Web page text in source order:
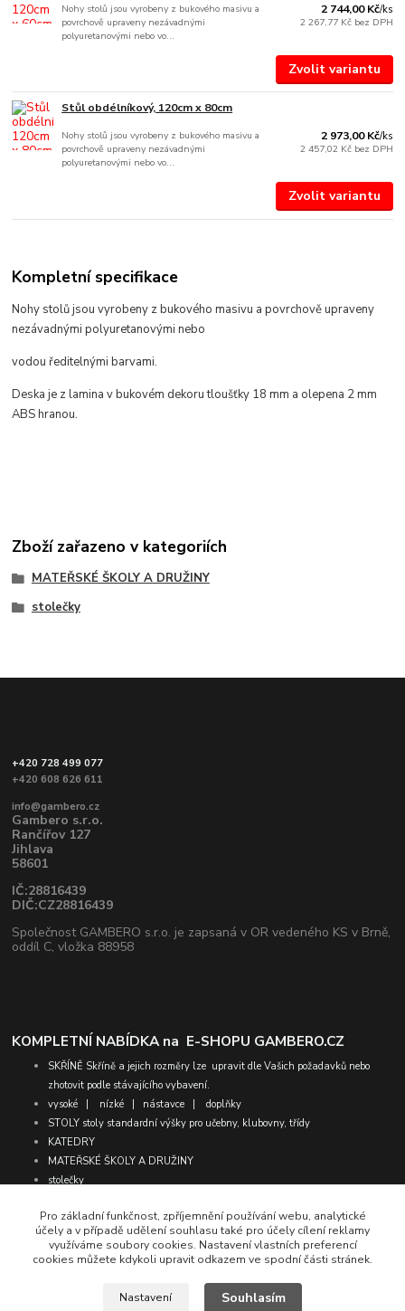
Nohy stolů jsou vyrobeny z bukového masivu a
povrchově upraveny nezávadnými
polyuretanovými nebo vo...
2 744,00 Kč/ks
2 267,77 Kč bez DPH
Zvolit variantu
Stůl obdélníkový, 120cm x 80cm
Nohy stolů jsou vyrobeny z bukového masivu a
povrchově upraveny nezávadnými
polyuretanovými nebo vo...
2 973,00 Kč/ks
2 457,02 Kč bez DPH
Zvolit variantu
Kompletní specifikace
Nohy stolů jsou vyrobeny z bukového masivu a povrchově upraveny
nezávadnými polyuretanovými nebo
vodou ředitelnými barvami.
Deska je z lamina v bukovém dekoru tloušťky 18 mm a olepena 2 mm
ABS hranou.
Zboží zařazeno v kategoriích
MATEŘSKÉ ŠKOLY A DRUŽINY
stolečky
+420 728 499 077
+420 608 626 611
info@gambero.cz
Gambero s.r.o.
Rančířov 127
Jihlava
58601
IČ:28816439
DIČ:CZ28816439
Společnost GAMBERO s.r.o. je zapsaná v OR vedeného KS v Brně,
oddíl C, vložka 88958
KOMPLETNÍ NABÍDKA na E-SHOPU GAMBERO.CZ
SKŘÍNĚ Skříně a jejich rozměry lze upravit dle Vašich požadavků nebo
zhotovit podle stávajícího vybavení.
vysoké | nízké | nástavce |doplňky
STOLY stoly standardní výšky pro učebny, klubovny, třídy
KATEDRY
MATEŘSKÉ ŠKOLY A DRUŽINY
stolečky
molitany
matrace
STANDARTNÍ SESTAVY vybrané sestavy s designovými ochrannými
Pro základní funkčnost, zpříjemnění používání webu, analytické
účely a v případě udělení souhlasu také pro účely cílení reklamy
využíváme soubory cookies. Nastavení vlastních preferencí
cookies můžete kdykoli upravit odkazem ve spodní části stránek.
Nastavení Souhlasím